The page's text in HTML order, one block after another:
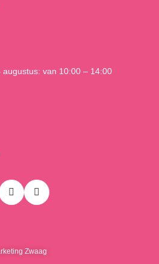
van 10:00 – 14:00
Zwaag